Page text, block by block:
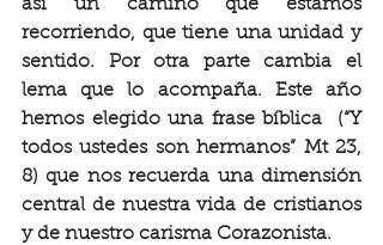
así un camino que estamos
recorriendo, que tiene una unidad y
sentido. Por otra parte cambia el
lema que lo acompaña. Este año
hemos elegido una frase bíblica  (“Y
todos ustedes son hermanos” Mt 23,
8) que nos recuerda una dimensión
central de nuestra vida de cristianos
y de nuestro carisma Corazonista.